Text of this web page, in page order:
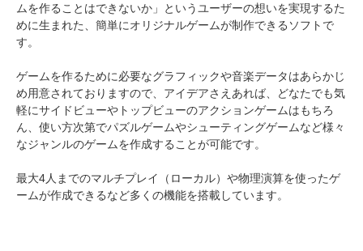
ムを作ることはできないか」というユーザーの想いを実現するた
めに生まれた、簡単にオリジナルゲームが制作できるソフトで
す。
ゲームを作るために必要なグラフィックや音楽データはあらかじ
め用意されておりますので、アイデアさえあれば、どなたでも気
軽にサイドビューやトップビューのアクションゲームはもちろ
ん、使い方次第でパズルゲームやシューティングゲームなど様々
なジャンルのゲームを作成することが可能です。
最大4人までのマルチプレイ（ローカル）や物理演算を使ったゲ
ームが作成できるなど多くの機能を搭載しています。